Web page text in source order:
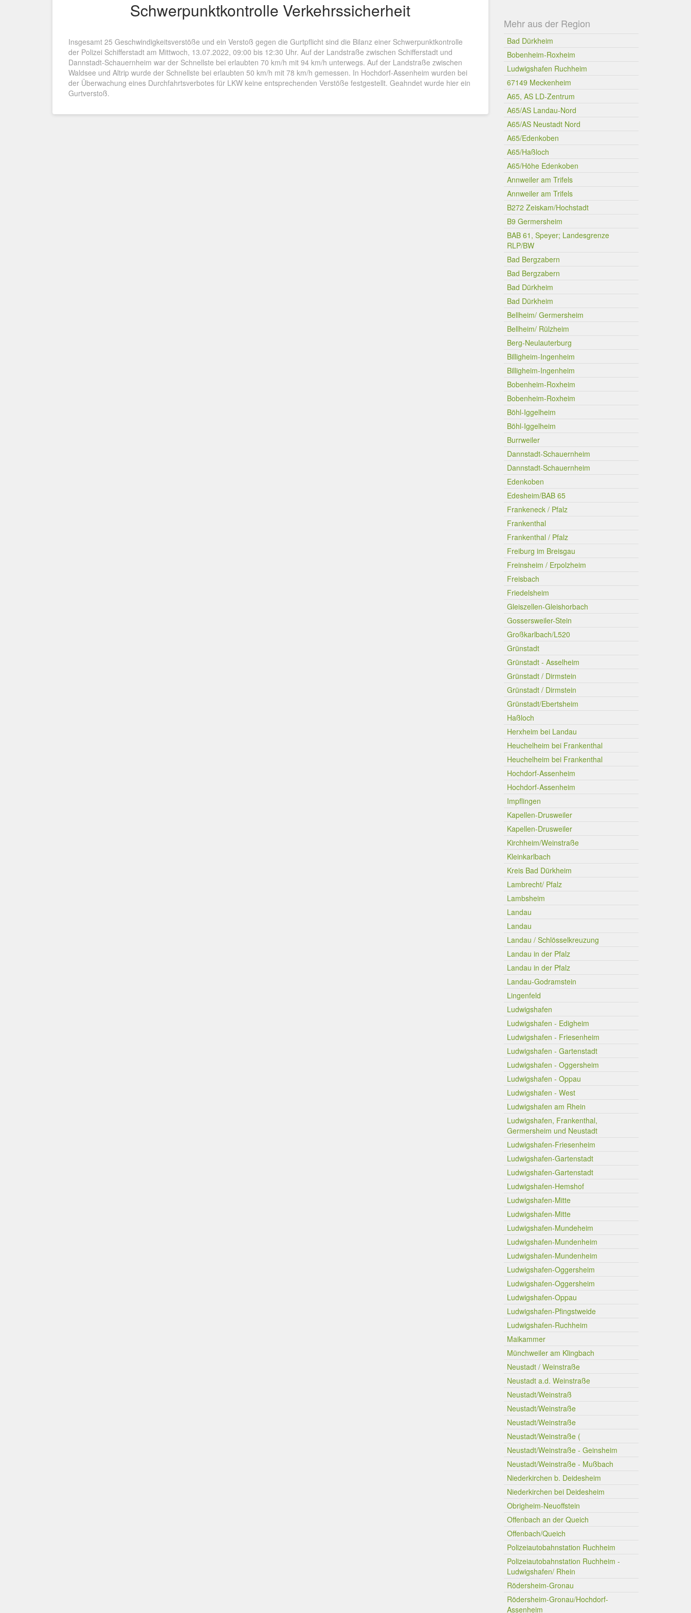
Schwerpunktkontrolle Verkehrssicherheit
Insgesamt 25 Geschwindigkeitsverstöße und ein Verstoß gegen die Gurtpflicht sind die Bilanz einer Schwerpunktkontrolle
der Polizei Schifferstadt am Mittwoch, 13.07.2022, 09:00 bis 12:30 Uhr. Auf der Landstraße zwischen Schifferstadt und
Dannstadt-Schauernheim war der Schnellste bei erlaubten 70 km/h mit 94 km/h unterwegs. Auf der Landstraße zwischen
Waldsee und Altrip wurde der Schnellste bei erlaubten 50 km/h mit 78 km/h gemessen. In Hochdorf-Assenheim wurden bei
der Überwachung eines Durchfahrtsverbotes für LKW keine entsprechenden Verstöße festgestellt. Geahndet wurde hier ein
Gurtverstoß.
Mehr aus der Region
Bad Dürkheim
Bobenheim-Roxheim
Ludwigshafen Ruchheim
67149 Meckenheim
A65, AS LD-Zentrum
A65/AS Landau-Nord
A65/AS Neustadt Nord
A65/Edenkoben
A65/Haßloch
A65/Höhe Edenkoben
Annweiler am Trifels
Annweiler am Trifels
B272 Zeiskam/Hochstadt
B9 Germersheim
BAB 61, Speyer; Landesgrenze
RLP/BW
Bad Bergzabern
Bad Bergzabern
Bad Dürkheim
Bad Dürkheim
Bellheim/ Germersheim
Bellheim/ Rülzheim
Berg-Neulauterburg
Billigheim-Ingenheim
Billigheim-Ingenheim
Bobenheim-Roxheim
Bobenheim-Roxheim
Böhl-Iggelheim
Böhl-Iggelheim
Burrweiler
Dannstadt-Schauernheim
Dannstadt-Schauernheim
Edenkoben
Edesheim/BAB 65
Frankeneck / Pfalz
Frankenthal
Frankenthal / Pfalz
Freiburg im Breisgau
Freinsheim / Erpolzheim
Freisbach
Friedelsheim
Gleiszellen-Gleishorbach
Gossersweiler-Stein
Großkarlbach/L520
Grünstadt
Grünstadt - Asselheim
Grünstadt / Dirmstein
Grünstadt / Dirmstein
Grünstadt/Ebertsheim
Haßloch
Herxheim bei Landau
Heuchelheim bei Frankenthal
Heuchelheim bei Frankenthal
Hochdorf-Assenheim
Hochdorf-Assenheim
Impflingen
Kapellen-Drusweiler
Kapellen-Drusweiler
Kirchheim/Weinstraße
Kleinkarlbach
Kreis Bad Dürkheim
Lambrecht/ Pfalz
Lambsheim
Landau
Landau
Landau / Schlösselkreuzung
Landau in der Pfalz
Landau in der Pfalz
Landau-Godramstein
Lingenfeld
Ludwigshafen
Ludwigshafen - Edigheim
Ludwigshafen - Friesenheim
Ludwigshafen - Gartenstadt
Ludwigshafen - Oggersheim
Ludwigshafen - Oppau
Ludwigshafen - West
Ludwigshafen am Rhein
Ludwigshafen, Frankenthal,
Germersheim und Neustadt
Ludwigshafen-Friesenheim
Ludwigshafen-Gartenstadt
Ludwigshafen-Gartenstadt
Ludwigshafen-Hemshof
Ludwigshafen-Mitte
Ludwigshafen-Mitte
Ludwigshafen-Mundeheim
Ludwigshafen-Mundenheim
Ludwigshafen-Mundenheim
Ludwigshafen-Oggersheim
Ludwigshafen-Oggersheim
Ludwigshafen-Oppau
Ludwigshafen-Pfingstweide
Ludwigshafen-Ruchheim
Maikammer
Münchweiler am Klingbach
Neustadt / Weinstraße
Neustadt a.d. Weinstraße
Neustadt/Weinstraß
Neustadt/Weinstraße
Neustadt/Weinstraße
Neustadt/Weinstraße (
Neustadt/Weinstraße - Geinsheim
Neustadt/Weinstraße - Mußbach
Niederkirchen b. Deidesheim
Niederkirchen bei Deidesheim
Obrigheim-Neuoffstein
Offenbach an der Queich
Offenbach/Queich
Polizeiautobahnstation Ruchheim
Polizeiautobahnstation Ruchheim -
Ludwigshafen/ Rhein
Rödersheim-Gronau
Rödersheim-Gronau/Hochdorf-
Assenheim